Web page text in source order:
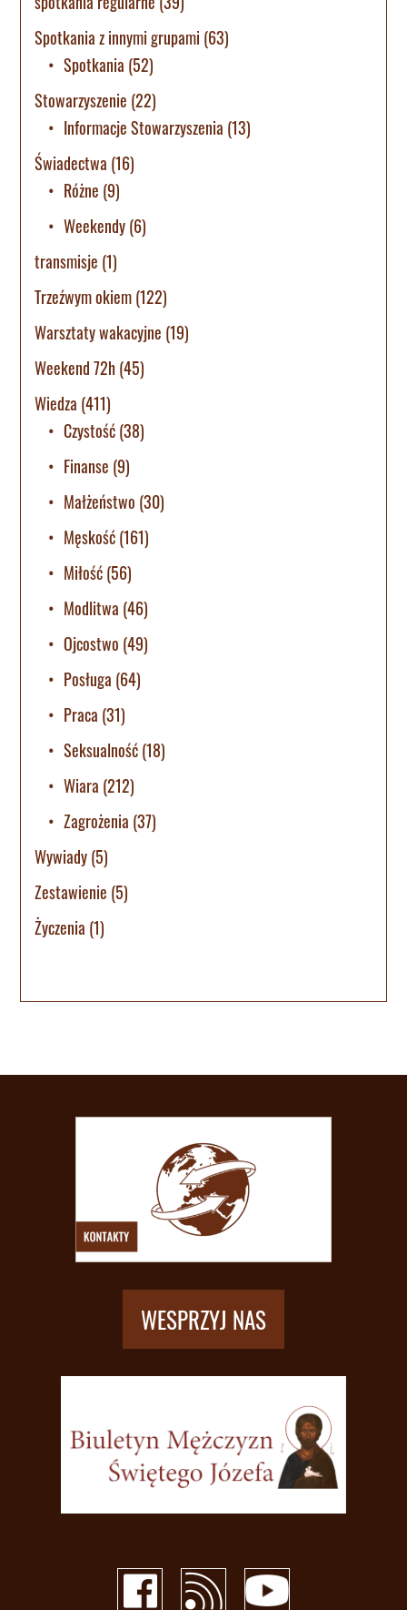
Spotkania z innymi grupami (63)
Spotkania (52)
Stowarzyszenie (22)
Informacje Stowarzyszenia (13)
Świadectwa (16)
Różne (9)
Weekendy(6)
transmisje (1)
Trzeźwym okiem(122)
Warsztaty wakacyjne (19)
Weekend 72h(45)
Wiedza (411)
Czystość(38)
Finanse (9)
Małżeństwo (30)
Męskość(161)
Miłość(56)
Modlitwa (46)
Ojcostwo (49)
Posługa (64)
Praca (31)
Seksualność(18)
Wiara (212)
Zagrożenia (37)
Wywiady(5)
Zestawienie (5)
Życzenia (1)
WESPRZYJ NAS